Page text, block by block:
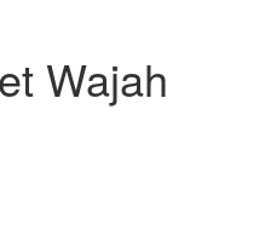
Wajah